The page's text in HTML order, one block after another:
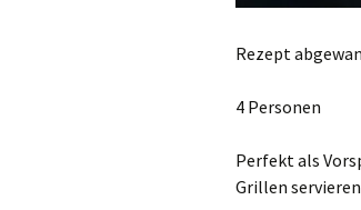
Rezept
4 Personen
Perfekt als
Grillen